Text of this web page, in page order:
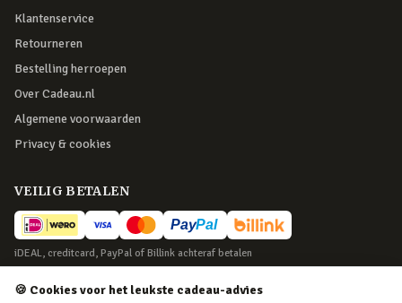
Klantenservice
Retourneren
Bestelling herroepen
Over Cadeau.nl
Algemene voorwaarden
Privacy & cookies
VEILIG BETALEN
iDEAL, creditcard, PayPal of Billink achteraf betalen
BEZORGING
🍪 Cookies voor het leukste cadeau-advies